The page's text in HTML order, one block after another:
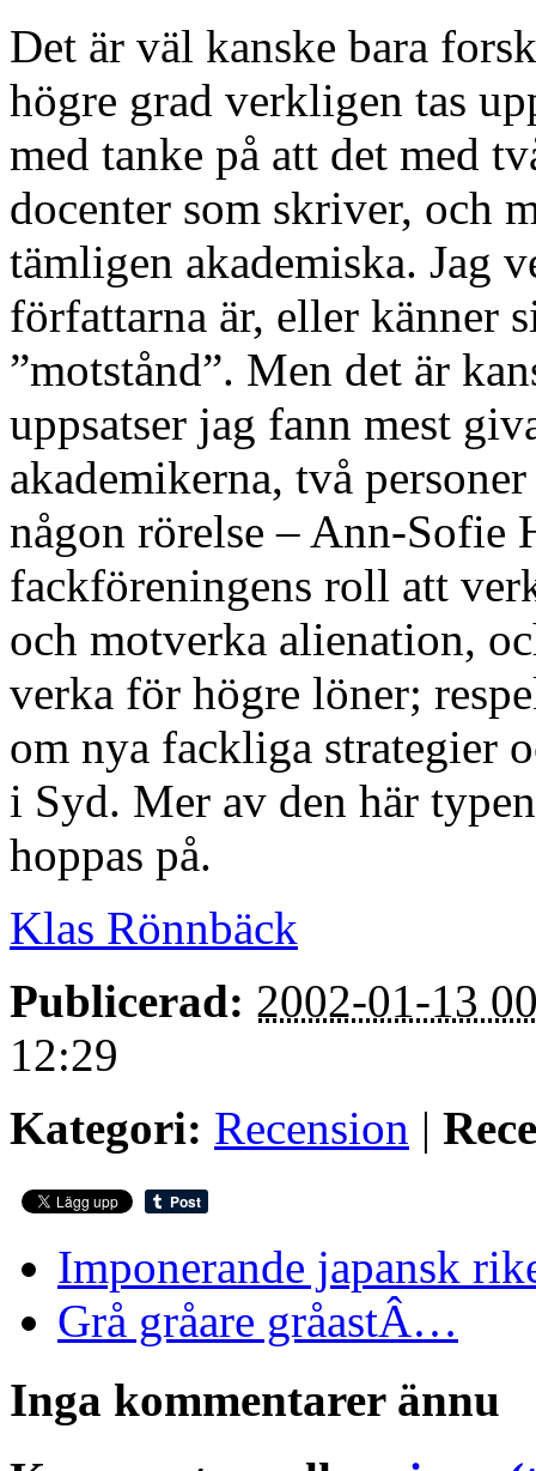
Det är väl kanske bara
högre grad verkligen tas
med tanke på att det med
docenter som skriver, och
tämligen akademiska. Jag
författarna är, eller känner
”motstånd”. Men det är
uppsatser jag fann mest
akademikerna, två
någon rörelse – Ann-Sofie
fackföreningens roll att
och motverka alienation,
verka för högre löner;
om nya fackliga strategier
i Syd. Mer av den här
hoppas på.
Klas Rönnbäck
Publicerad: 2002-01-13
12:29
Kategori: Recension |
Imponerande japansk
Grå gråare gråastÂ…
Inga kommentarer ännu